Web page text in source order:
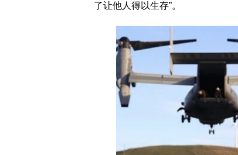
了让他人得以生存”。